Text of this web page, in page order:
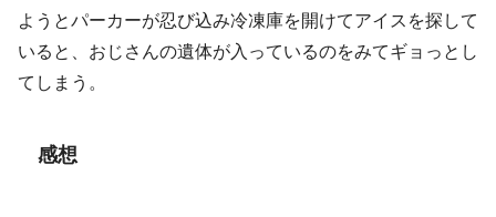
ようとパーカーが忍び込み冷凍庫を開けてアイスを探して
いると、おじさんの遺体が入っているのをみてギョっとし
てしまう。
感想